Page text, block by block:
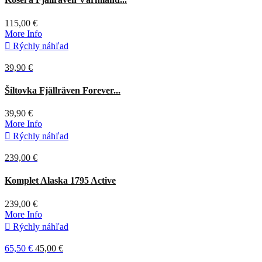
115,00 €
More Info
 Rýchly náhľad
39,90 €
Tmavá
olivová
Deep
Forest
Šiltovka Fjällräven Forever...
39,90 €
More Info
 Rýchly náhľad
239,00 €
Komplet Alaska 1795 Active
239,00 €
More Info
 Rýchly náhľad
65,50 € 45,00 €